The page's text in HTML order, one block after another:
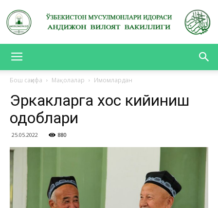
ВИЛОЯТ
ВАКИЛЛИГИ
Бош саҳифа Мақолалар Имомлардан
Эркакларга хос кийиниш
одоблари
25.05.2022 880